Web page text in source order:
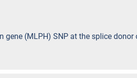
(MLPH) SNP at the splice